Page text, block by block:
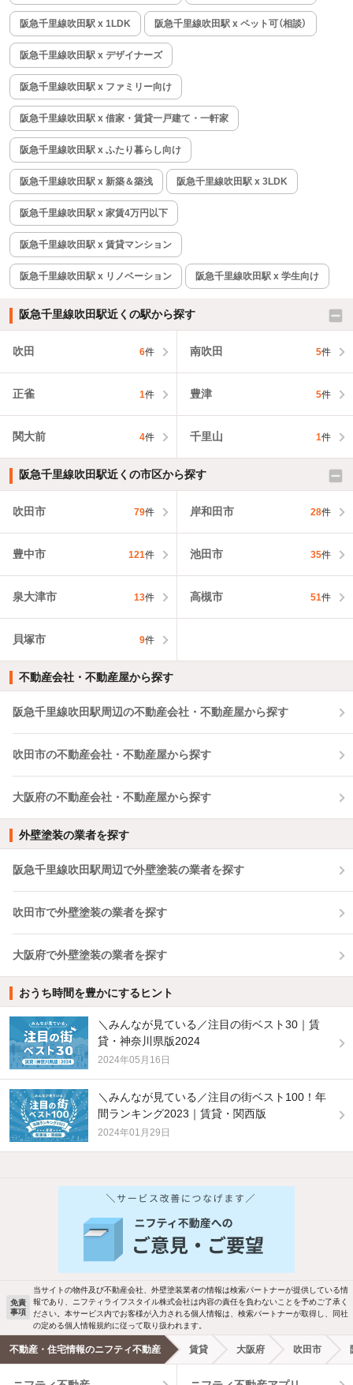
阪急千里線吹田駅 x 1LDK 阪急千里線吹田駅 x ペット可（相談）
阪急千里線吹田駅 x デザイナーズ
阪急千里線吹田駅 x ファミリー向け
阪急千里線吹田駅 x 借家・賃貸一戸建て・一軒家
阪急千里線吹田駅 x ふたり暮らし向け
阪急千里線吹田駅 x 新築＆築浅 阪急千里線吹田駅 x 3LDK
阪急千里線吹田駅 x 家賃4万円以下
阪急千里線吹田駅 x 賃貸マンション
阪急千里線吹田駅 x リノベーション 阪急千里線吹田駅 x 学生向け
阪急千里線吹田駅近くの駅から探す
吹田 6件 南吹田 5件
正雀 1件 豊津 5件
関大前 4件 千里山 1件
阪急千里線吹田駅近くの市区から探す
吹田市 79件 岸和田市 28件
豊中市 121件 池田市 35件
泉大津市 13件 高槻市 51件
貝塚市 9件
不動産会社・不動産屋から探す
阪急千里線吹田駅周辺の不動産会社・不動産屋から探す
吹田市の不動産会社・不動産屋から探す
大阪府の不動産会社・不動産屋から探す
外壁塗装の業者を探す
阪急千里線吹田駅周辺で外壁塗装の業者を探す
吹田市で外壁塗装の業者を探す
大阪府で外壁塗装の業者を探す
おうち時間を豊かにするヒント
＼みんなが見ている／注目の街ベスト30｜賃
貸・神奈川県版2024
2024年05月16日
＼みんなが見ている／注目の街ベスト100！年
間ランキング2023｜賃貸・関西版
2024年01月29日
新着物件メール通知
検索中の条件の新着物件情報をいち早く
お知らせします
新着メール通知を受け取る
免責
事項
当サイトの物件及び不動産会社、外壁塗装業者の情報は検索パートナーが提供している情
報であり、ニフティライフスタイル株式会社は内容の責任を負わないことを予めご了承く
ださい。本サービス内でお客様が入力される個人情報は、検索パートナーが取得し、同社
の定める個人情報規約に従って取り扱われます。
不動産・住宅情報のニフティ不動産 賃貸 大阪府 吹田市